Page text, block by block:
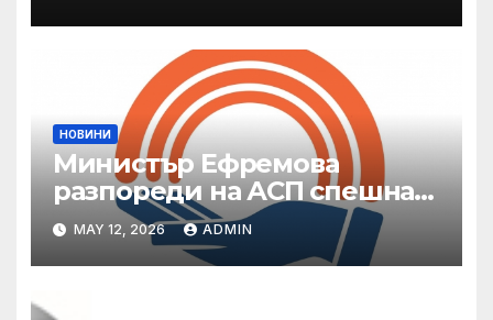
НОВИНИ
Министър Ефремова
разпореди на АСП спешна
готовност за оказване на
подкрепа на пострадали от
валежи и градушки
MAY 12, 2026 ADMIN